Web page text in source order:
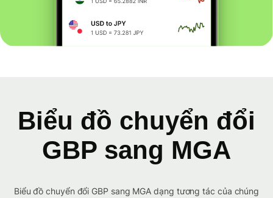
Biểu đồ chuyển đổi
GBP sang MGA
Biểu đồ chuyển đổi GBP sang MGA dạng tương tác của chúng